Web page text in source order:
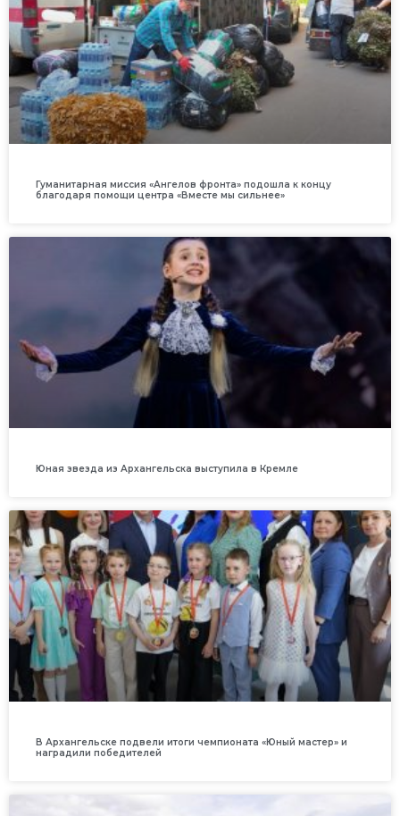
Гуманитарная миссия «Ангелов фронта» подошла к концу
благодаря помощи центра «Вместе мы сильнее»
Юная звезда из Архангельска выступила в Кремле
В Архангельске подвели итоги чемпионата «Юный мастер» и
наградили победителей